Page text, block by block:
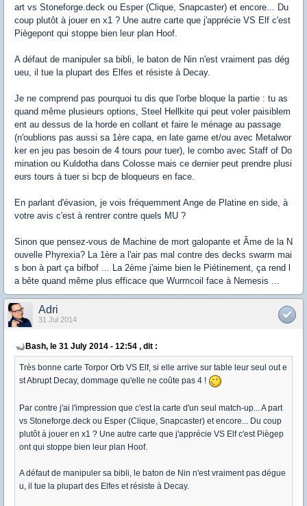
art vs Stoneforge.deck ou Esper (Clique, Snapcaster) et encore... Du
coup plutôt à jouer en x1 ? Une autre carte que j'apprécie VS Elf c'est
Piègepont qui stoppe bien leur plan Hoof.
A défaut de manipuler sa bibli, le baton de Nin n'est vraiment pas dég
ueu, il tue la plupart des Elfes et résiste à Decay.
Je ne comprend pas pourquoi tu dis que l'orbe bloque la partie : tu as
quand même plusieurs options, Steel Hellkite qui peut voler paisiblem
ent au dessus de la horde en collant et faire le ménage au passage
(n'oublions pas aussi sa 1ère capa, en late game et/ou avec Metalwor
ker en jeu pas besoin de 4 tours pour tuer), le combo avec Staff of Do
mination ou Kuldotha dans Colosse mais ce dernier peut prendre plusi
eurs tours à tuer si bcp de bloqueurs en face.
En parlant d'évasion, je vois fréquemment Ange de Platine en side, à
votre avis c'est à rentrer contre quels MU ?
Sinon que pensez-vous de Machine de mort galopante et Âme de la N
ouvelle Phyrexia? La 1ère a l'air pas mal contre des decks swarm mai
s bon à part ça bifbof ... La 2ème j'aime bien le Piétinement, ça rend l
a bête quand même plus efficace que Wurmcoil face à Nemesis ...
Adri
31 Jul 2014
Bash, le 31 July 2014 - 12:54 , dit :
Très bonne carte Torpor Orb VS Elf, si elle arrive sur table leur seul out e
st Abrupt Decay, dommage qu'elle ne coûte pas 4 !
Par contre j'ai l'impression que c'est la carte d'un seul match-up... A part
vs Stoneforge.deck ou Esper (Clique, Snapcaster) et encore... Du coup
plutôt à jouer en x1 ? Une autre carte que j'apprécie VS Elf c'est Piègep
ont qui stoppe bien leur plan Hoof.
A défaut de manipuler sa bibli, le baton de Nin n'est vraiment pas dégue
u, il tue la plupart des Elfes et résiste à Decay.